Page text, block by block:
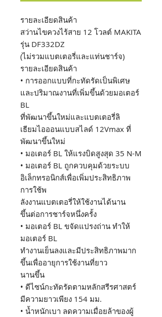
รายละเอียดสินค้า
สว่านไขควงไร้สาย 12 โวลต์ MAKITA
รุ่น DF332DZ
(ไม่รวมแบตเตอรี่และแท่นชาร์จ)
รายละเอียดสินค้า
• การออกแบบที่กะทัดรัดเป็นพิเศษ
และปริมาณงานที่เพิ่มขึ้นด้วยมอเตอร์
BL
ที่พัฒนาขึ้นใหม่และแบตเตอรี่ลิ
เธียมไอออนแบบสไลด์ 12Vmax ที่
พัฒนาขึ้นใหม่
• มอเตอร์ BL ให้แรงบิดสูงสุด 35 N-M
• มอเตอร์ BL ถูกควบคุมด้วยระบบ
อิเล็กทรอนิกส์เพื่อเพิ่มประสิทธิภาพ
การใช้พ
ลังงานแบตเตอรี่ให้ใช้งานได้นาน
ขึ้นต่อการชาร์จหนึ่งครั้ง
• มอเตอร์ BL ขจัดแปรงถ่าน ทำให้
มอเตอร์ BL
ทำงานเย็นลงและมีประสิทธิภาพมาก
ขึ้นเพื่ออายุการใช้งานที่ยาว
นานขึ้น
• ดีไซน์กะทัดรัดตามหลักสรีรศาสตร์
มีความยาวเพียง 154 มม.
• น้ำหนักเบา ลดความเมื่อยล้าของผู้